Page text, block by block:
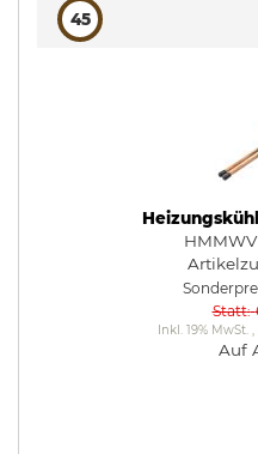
45
HMMWV
Statt
Inkl. 19% MwSt. ,
Auf